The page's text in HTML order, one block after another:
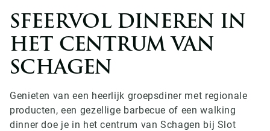
SFEERVOL DINEREN IN
HET CENTRUM VAN
SCHAGEN
Genieten van een heerlijk groepsdiner met regionale
producten, een gezellige barbecue of een walking
dinner doe je in het centrum van Schagen bij Slot